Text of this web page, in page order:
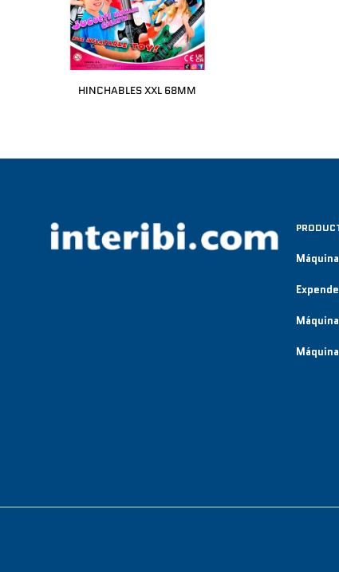
HINCHABLES XXL 68MM